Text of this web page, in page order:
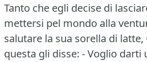
Tanto che egli decise di
mettersi pel mondo alla
salutare la sua sorella di latte,
questa gli disse: - Voglio darti